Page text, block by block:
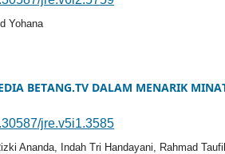
Yohana
BETANG.TV DALAM MENARIK
jre.v5i1.3585
Ananda, Indah Tri Handayani, Rahmad